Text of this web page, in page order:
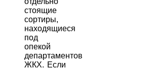
стоящие
сортиры,
находящиеся
под
опекой
департаментов
ЖКХ. Если